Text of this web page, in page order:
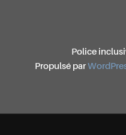
Police
Propulsé par